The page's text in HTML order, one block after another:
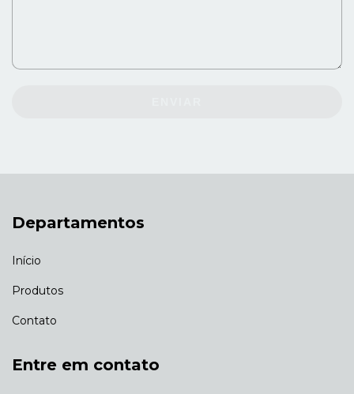
Departamentos
Início
Produtos
Contato
Entre em contato